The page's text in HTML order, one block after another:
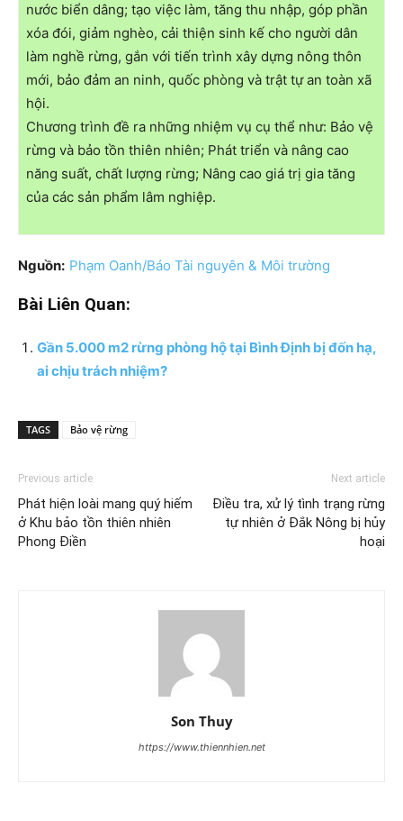
nước biển dâng; tạo việc làm, tăng thu nhập, góp phần
xóa đói, giảm nghèo, cải thiện sinh kế cho người dân
làm nghề rừng, gắn với tiến trình xây dựng nông thôn
mới, bảo đảm an ninh, quốc phòng và trật tự an toàn xã
hội.
Chương trình đề ra những nhiệm vụ cụ thể như: Bảo vệ
rừng và bảo tồn thiên nhiên; Phát triển và nâng cao
năng suất, chất lượng rừng; Nâng cao giá trị gia tăng
của các sản phẩm lâm nghiệp.
Nguồn: Phạm Oanh/Báo Tài nguyên & Môi trường
Bài Liên Quan:
Gần 5.000 m2 rừng phòng hộ tại Bình Định bị đốn hạ,
ai chịu trách nhiệm?
TAGS Bảo vệ rừng
Previous article
Phát hiện loài mang quý hiếm
ở Khu bảo tồn thiên nhiên
Phong Điền
Next article
Điều tra, xử lý tình trạng rừng
tự nhiên ở Đắk Nông bị hủy
hoại
Son Thuy
https://www.thiennhien.net